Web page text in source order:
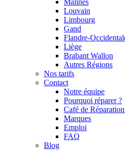
Louvain
Limbourg
Gand
Flandre-
Liège
Brabant Wallon
Autres Régions
Nos tarifs
Contact
Notre équipe
Pourquoi réparer ?
Café de
Marques
Emploi
FAQ
Blog